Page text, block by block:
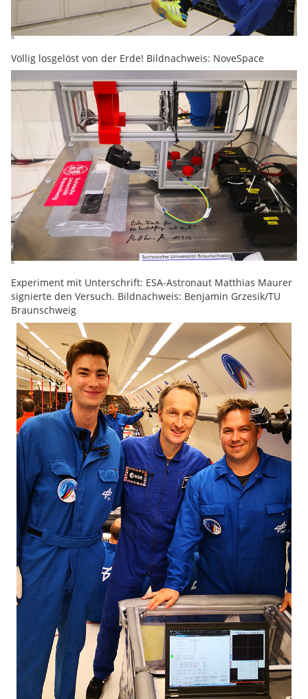
Völlig losgelöst von der Erde! Bildnachweis: NoveSpace
Experiment mit Unterschrift: ESA-Astronaut Matthias Maurer
signierte den Versuch. Bildnachweis: Benjamin Grzesik/TU
Braunschweig